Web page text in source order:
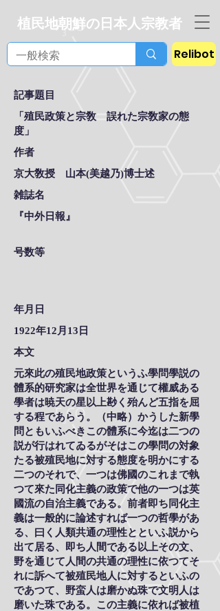
植民地朝鮮の日本人宗教者
Relibot
記事題目
「殖民政策と宗敎 誤れた宗敎家の態
度」
作者
京大敎授 山本(美越乃)博士述
雑誌名
『中外日報』
号数等
年月日
1922年12月13日
本文
元來此の殖民地政策というふ學問學説の
體系的研究家は全世界を通じて權威ある
學者は暁天の星以上尠く殆んど五指を屈
する程であらう。（中略）かうした新學
問ともいふべきこの體系に今迄は二つの
説が行はれてゐるがそはこの學問の対象
たる被殖民地に対する態度を明かにする
二つのそれで、一つは佛國のこれまで執
つて來た同化主義の政策で他の一つは英
國流の自治主義である。前者即ち同化主
義は一般的に論述すれば一つの哲學があ
る、曰く人類共通の理性とといふ説から
出て居る、即ち人間である以上その文、
野を通じて人間の共通の理性に依つてそ
れに訴へて被殖民地人に対するといふの
であつて、野蛮人は磨かぬ珠で文明人は
磨いた珠である。この主義に依れば被植